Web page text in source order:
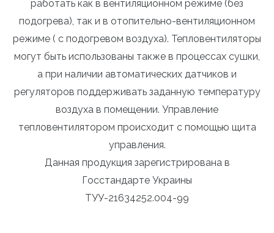
работать как в вентиляционном режиме (без
подогрева), так и в отопительно-вентиляционном
режиме ( с подогревом воздуха). Тепловентиляторы
могут быть использованы также в процессах сушки,
а при наличии автоматических датчиков и
регуляторов поддерживать заданную температуру
воздуха в помещении. Управление
тепловентилятором происходит с помощью щита
управления.
Данная продукция зарегистрирована в
Госстандарте Украины
ТУУ-21634252.004-99